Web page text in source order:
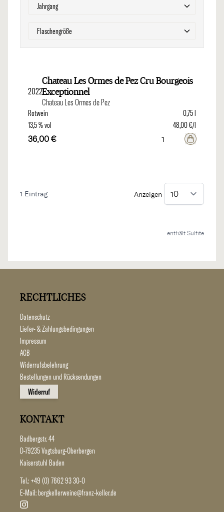
JahrgangFilter
Flaschengröße
2022
Chateau Les Ormes de Pez Cru Bourgeois
Exceptionnel
Chateau Les Ormes de Pez
Rotwein
0,75 l
13,5 % vol
48,00 €/l
36,00 €
1 Eintrag Anzeigen
enthält Sulfite
RECHTLICHES
Datenschutz
Liefer- & Zahlungsbedingungen
Impressum
AGB
Widerrufsbelehrung
Bestellungen und Rücksendungen
Widerruf
KONTAKT
Badbergstr. 44
D-79235 Vogtsburg-Oberbergen
Kaiserstuhl Baden
Tel.: +49 (0) 7662 93 30-0
E-Mail:bergkellerweine@franz-keller.de